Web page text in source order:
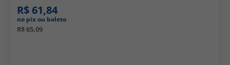
R$ 61,84
no pix ou boleto
R$ 65,09